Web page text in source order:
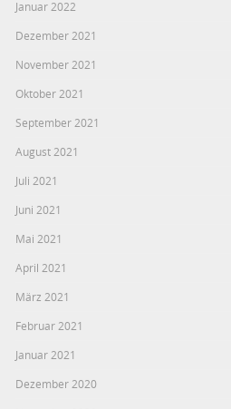
Januar 2022
Dezember 2021
November 2021
Oktober 2021
September 2021
August 2021
Juli 2021
Juni 2021
Mai 2021
April 2021
März 2021
Februar 2021
Januar 2021
Dezember 2020